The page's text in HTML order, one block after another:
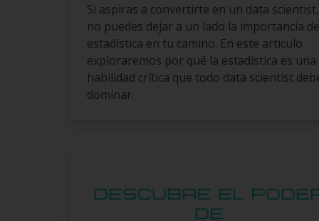
Si aspiras a convertirte en un data scientist,
no puedes dejar a un lado la importancia
estadística en tu camino. En este artículo
exploraremos por qué la estadística es una
habilidad crítica que todo data scientist
dominar.